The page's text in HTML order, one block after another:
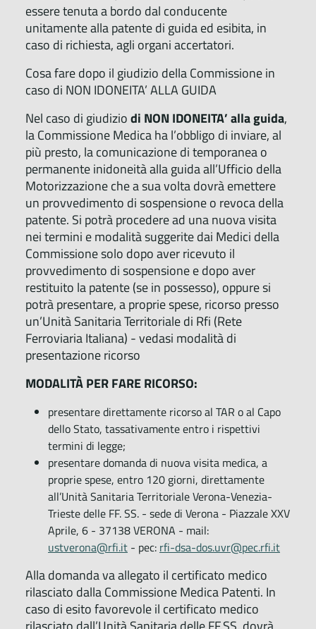
essere tenuta a bordo dal conducente
unitamente alla patente di guida ed esibita, in
caso di richiesta, agli organi accertatori.
Cosa fare dopo il giudizio della Commissione in
caso di NON IDONEITA’ ALLA GUIDA
Nel caso di giudiziodi NON IDONEITA’ alla guida,
la Commissione Medica ha l’obbligo di inviare, al
più presto, la comunicazione di temporanea o
permanente inidoneità alla guida all’Ufficio della
Motorizzazione che a sua volta dovrà emettere
un provvedimento di sospensione o revoca della
patente. Si potrà procedere ad una nuova visita
nei termini e modalità suggerite dai Medici della
Commissione solo dopo aver ricevuto il
provvedimento di sospensione e dopo aver
restituito la patente (se in possesso), oppure si
potrà presentare, a proprie spese, ricorso presso
un’Unità Sanitaria Territoriale di Rfi (Rete
Ferroviaria Italiana) - vedasi modalità di
presentazione ricorso
MODALITÀ PER FARE RICORSO:
presentare direttamente ricorso al TAR o al Capo
dello Stato, tassativamente entro i rispettivi
termini di legge;
presentare domanda di nuova visita medica, a
proprie spese, entro 120 giorni, direttamente
all’Unità Sanitaria Territoriale Verona-Venezia-
Trieste delle FF. SS. - sede di Verona - Piazzale XXV
Aprile, 6 - 37138 VERONA - mail:
ustverona@rfi.it - pec: rfi-dsa-dos.uvr@pec.rfi.it
Alla domanda va allegato il certificato medico
rilasciato dalla Commissione Medica Patenti. In
caso di esito favorevole il certificato medico